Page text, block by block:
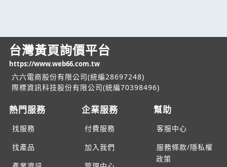
台灣黃頁詢價平台
https://www.web66.com.tw
六六電商股份有限公司(統編28697248)
際標資訊科技股份有限公司(統編70398496)
熱門服務
找服務
找產品
企業服務
付費服務
加入我們
幫助
客服中心
服務條款/隱私權
政策